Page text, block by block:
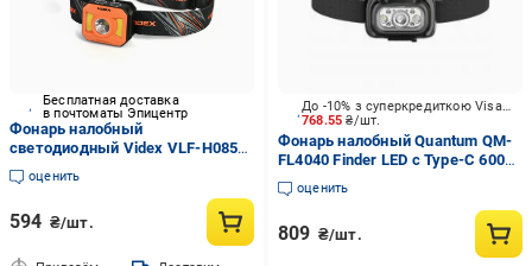
Бесплатная доставка
в почтоматы Эпицентр
Фонарь налобный
светодиодный Videx VLF-H085-
OR 400Lm 5000K
оценить
594 ₴/шт.
768.55₴/шт.
До -10% з суперкредиткою Visa Вигода
Фонарь налобный Quantum QM-
FL4040 Finder LED c Type-C 600
Lm [019] Black QM-FL4040
оценить
809 ₴/шт.